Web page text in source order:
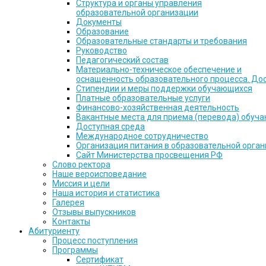
Структура и органы управления
образовательной организации
Документы
Образование
Образовательные стандарты и требования
Руководство
Педагогический состав
Материально-техническое обеспечение и
оснащенность образовательного процесса.
Стипендии и меры поддержки обучающихся
Платные образовательные услуги
Финансово-хозяйственная деятельность
Вакантные места для приема (перевода)
Доступная среда
Международное сотрудничество
Организация питания в образовательной
Сайт Министерства просвещения РФ
Слово ректора
Наше вероисповедание
Миссия и цели
Наша история и статистика
Галерея
Отзывы выпускников
Контакты
Абитуриенту
Процесс поступления
Программы
Сертификат